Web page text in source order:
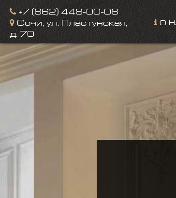
+7 (862) 448-00-08
Сочи, ул. Пластунская,
д. 70
О
Image 02